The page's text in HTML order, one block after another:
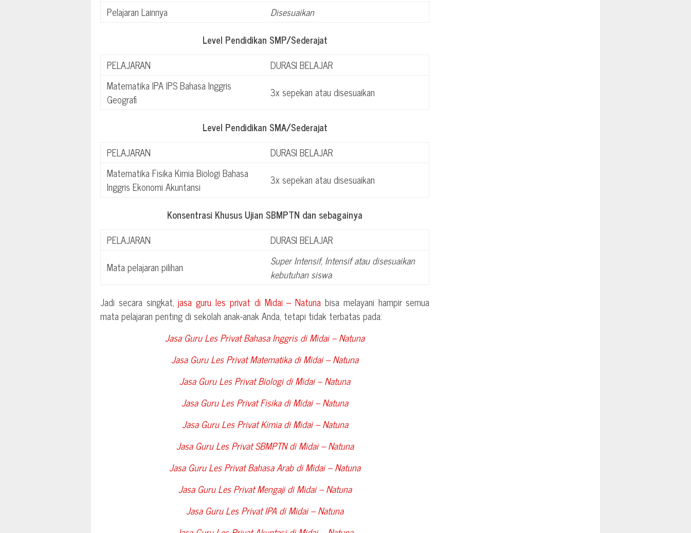
Pelajaran Lainnya
Disesuaikan
Level Pendidikan SMP/Sederajat
PELAJARAN
DURASI BELAJAR
Matematika IPA IPS Bahasa Inggris
Geografi
3x sepekan atau disesuaikan
Level Pendidikan SMA/Sederajat
PELAJARAN
DURASI BELAJAR
Matematika Fisika Kimia Biologi Bahasa
Inggris Ekonomi Akuntansi
3x sepekan atau disesuaikan
Konsentrasi Khusus Ujian SBMPTN dan sebagainya
PELAJARAN
DURASI BELAJAR
Mata pelajaran pilihan
Super Intensif, Intensif atau disesuaikan
kebutuhan siswa
Jadi secara singkat,jasa guru les privat di Midai – Natuna bisa melayani hampir semua
mata pelajaran penting di sekolah anak-anak Anda, tetapi tidak terbatas pada:
Jasa Guru Les Privat Bahasa Inggris diMidai – Natuna
Jasa Guru Les Privat Matematika diMidai – Natuna
Jasa Guru Les Privat Biologi diMidai – Natuna
Jasa Guru Les Privat Fisika diMidai – Natuna
Jasa Guru Les Privat Kimia diMidai – Natuna
Jasa Guru Les Privat SBMPTN diMidai – Natuna
Jasa Guru Les Privat Bahasa Arab diMidai – Natuna
Jasa Guru Les Privat Mengaji diMidai – Natuna
Jasa Guru Les Privat IPA diMidai – Natuna